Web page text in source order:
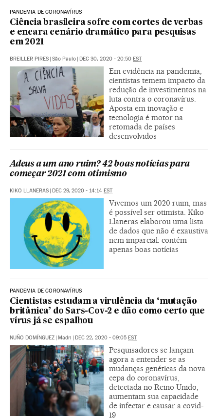
PANDEMIA DE CORONAVÍRUS
Ciência brasileira sofre com cortes de verbas
e encara cenário dramático para pesquisas
em 2021
BREILLER PIRES | São Paulo | DEC 30, 2020 - 20:50 EST
Em evidência na pandemia,
cientistas temem impacto da
redução de investimentos na
luta contra o coronavírus.
Aposta em inovação e
tecnologia é motor na
retomada de países
desenvolvidos
Adeus a um ano ruim? 42 boas notícias para
começar 2021 com otimismo
KIKO LLANERAS | DEC 29, 2020 - 14:14 EST
Vivemos um 2020 ruim, mas
é possível ser otimista. Kiko
Llaneras elaborou uma lista
de dados que não é exaustiva
nem imparcial: contém
apenas boas notícias
PANDEMIA DE CORONAVÍRUS
Cientistas estudam a virulência da ‘mutação
britânica’ do Sars-Cov-2 e dão como certo que
vírus já se espalhou
NUÑO DOMÍNGUEZ | Madri | DEC 22, 2020 - 09:05 EST
Pesquisadores se lançam
agora a entender se as
mudanças genéticas da nova
cepa do coronavírus,
detectada no Reino Unido,
aumentam sua capacidade
de infectar e causar a covid-
19